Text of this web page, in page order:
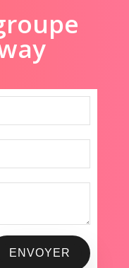
ENVOYER